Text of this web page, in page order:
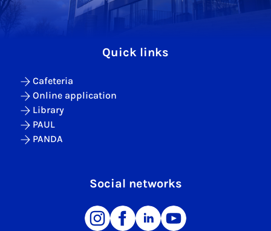
Quick links
Cafeteria
Online application
Library
PAUL
PANDA
Social networks